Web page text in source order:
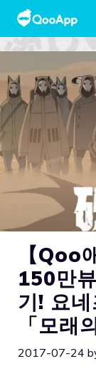
【Qoo
150만
기! 요
「모래
2017-07-24